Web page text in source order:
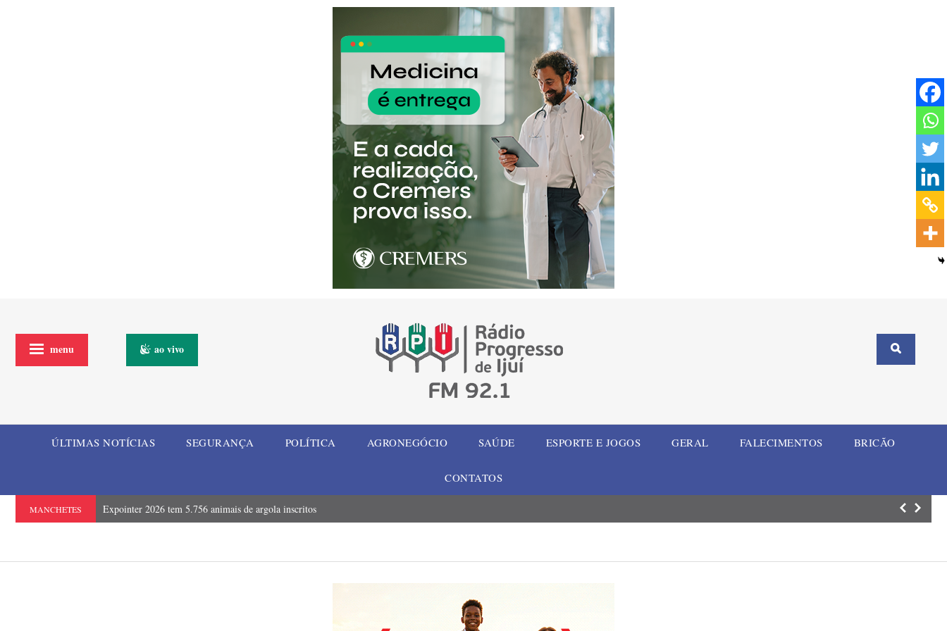
menu ao vivo
ÚLTIMAS NOTÍCIAS SEGURANÇA POLÍTICA AGRONEGÓCIO SAÚDE ESPORTE E JOGOS GERAL FALECIMENTOS BRICÃO
CONTATOS
MANCHETES Expointer 2026 tem 5.756 animais de argola inscritos ELI Summit